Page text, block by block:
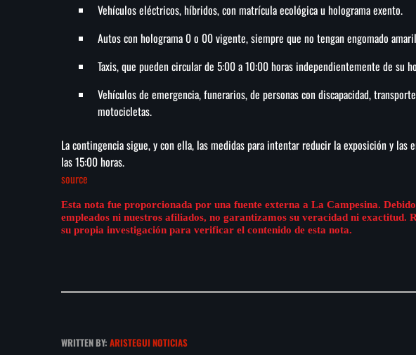
Vehículos eléctricos, híbridos, con matrícula ecológica u holograma exento.
Autos con holograma 0 o 00 vigente, siempre que no tengan engomado
Taxis, que pueden circular de 5:00 a 10:00 horas independientemente de su
Vehículos de emergencia, funerarios, de personas con discapacidad,
motocicletas.
La contingencia sigue, y con ella, las medidas para intentar reducir la exposición y las
las 15:00 horas.
source
Esta nota fue proporcionada por una fuente externa a La Campesina.
empleados ni nuestros afiliados, no garantizamos su veracidad ni exactitud.
su propia investigación para verificar el contenido de esta nota.
WRITTEN BY: ARISTEGUI NOTICIAS